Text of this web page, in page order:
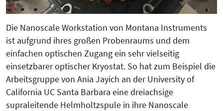
Die Nanoscale Workstation von Montana Instruments
ist aufgrund ihres großen Probenraums und dem
einfachen optischen Zugang ein sehr vielseitig
einsetzbarer optischer Kryo­stat. So hat zum Beispiel die
Arbeits­gruppe von Ania Jayich an der University of
California UC Santa Barbara eine dreiachsige
supraleitende Helmholtzspule in ihre Nanoscale